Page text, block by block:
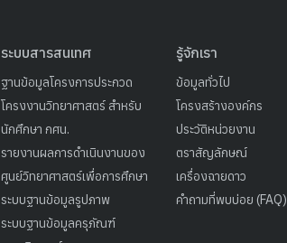
ระบบสารสนเทศ
ฐานข้อมูลโครงการประกวด
โครงงานวิทยาศาสตร์ สำหรับ
นักศึกษา กศน.
รายงานผลการดำเนินงานของ
ศูนย์วิทยาศาสตร์เพื่อการศึกษา
ระบบฐานข้อมูลรูปภาพ
ระบบฐานข้อมูลครุภัณฑ์
รู้จักเรา
ข้อมูลทั่วไป
โครงสร้างองค์กร
ประวัติหน่วยงาน
ตราสัญลักษณ์
เครื่องฉายดาว
คำถามที่พบบ่อย (FAQ)